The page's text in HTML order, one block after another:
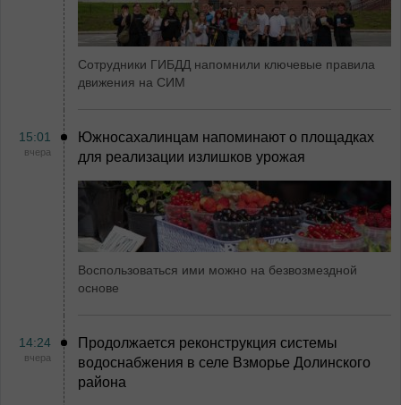
Сотрудники ГИБДД напомнили ключевые правила
движения на СИМ
15:01
вчера
Южносахалинцам напоминают о площадках
для реализации излишков урожая
Воспользоваться ими можно на безвозмездной
основе
14:24
вчера
Продолжается реконструкция системы
водоснабжения в селе Взморье Долинского
района